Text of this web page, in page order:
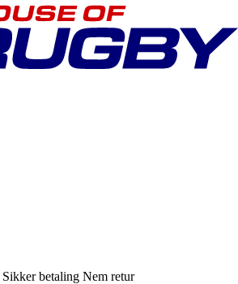
Sikker betaling Nem retur